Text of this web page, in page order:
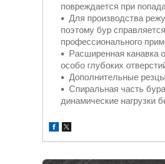
повреждается при
Для производства
поэтому бур
профессионального
Расширенная канавка
особо глубоких
Дополнительные
Спиральная часть
динамические нагрузки